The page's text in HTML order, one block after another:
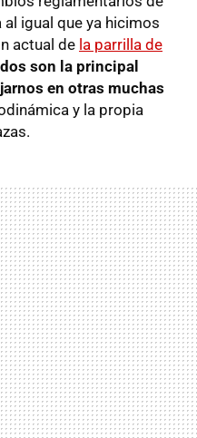
igual que ya hicimos
actual de la parrilla de
son la principal
en otras muchas
y la propia